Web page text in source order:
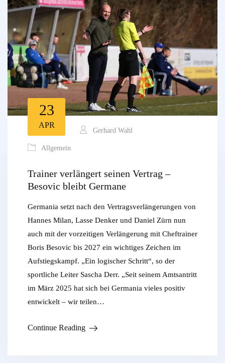
23
APR
Gerhard Wahl
Allgemein
Trainer verlängert seinen Vertrag –
Besovic bleibt Germane
Germania setzt nach den Vertragsverlängerungen von
Hannes Milan, Lasse Denker und Daniel Zürn nun
auch mit der vorzeitigen Verlängerung mit Cheftrainer
Boris Besovic bis 2027 ein wichtiges Zeichen im
Aufstiegskampf. „Ein logischer Schritt“, so der
sportliche Leiter Sascha Derr. „Seit seinem Amtsantritt
im März 2025 hat sich bei Germania vieles positiv
entwickelt – wir teilen…
Continue Reading